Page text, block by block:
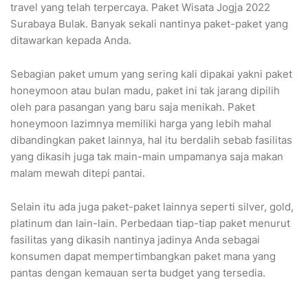
travel yang telah terpercaya. Paket Wisata Jogja 2022
Surabaya Bulak. Banyak sekali nantinya paket-paket yang
ditawarkan kepada Anda.
Sebagian paket umum yang sering kali dipakai yakni paket
honeymoon atau bulan madu, paket ini tak jarang dipilih
oleh para pasangan yang baru saja menikah. Paket
honeymoon lazimnya memiliki harga yang lebih mahal
dibandingkan paket lainnya, hal itu berdalih sebab fasilitas
yang dikasih juga tak main-main umpamanya saja makan
malam mewah ditepi pantai.
Selain itu ada juga paket-paket lainnya seperti silver, gold,
platinum dan lain-lain. Perbedaan tiap-tiap paket menurut
fasilitas yang dikasih nantinya jadinya Anda sebagai
konsumen dapat mempertimbangkan paket mana yang
pantas dengan kemauan serta budget yang tersedia.